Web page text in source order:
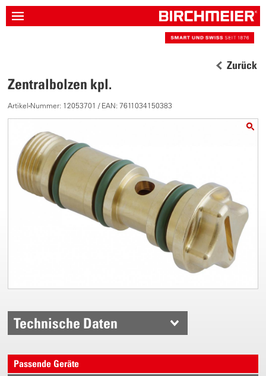
Zurück
Zentralbolzen kpl.
Artikel-Nummer: 12053701 / EAN: 7611034150383
Technische Daten
Passende Geräte